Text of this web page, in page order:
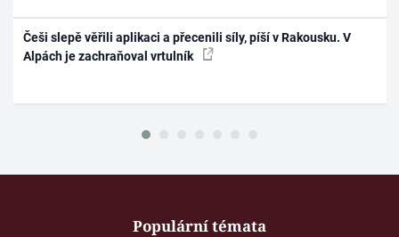
Češi slepě věřili aplikaci a přecenili síly, píší v Rakousku. V
Alpách je zachraňoval vrtulník
Populární témata